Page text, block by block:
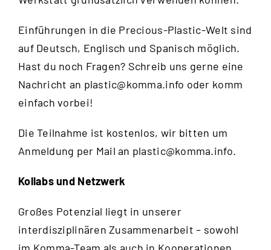
Einführungen in die Precious-Plastic-Welt sind
auf Deutsch, Englisch und Spanisch möglich.
Hast du noch Fragen? Schreib uns gerne eine
Nachricht an plastic@komma.info oder komm
einfach vorbei!
Die Teilnahme ist kostenlos, wir bitten um
Anmeldung per Mail an plastic@komma.info.
Kollabs und Netzwerk
Großes Potenzial liegt in unserer
interdisziplinären Zusammenarbeit – sowohl